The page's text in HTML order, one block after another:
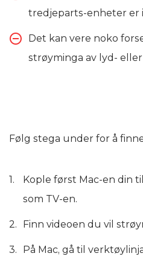
tredjeparts-enheter er
Det kan vere noko
strøyminga av lyd-
Følg stega under for å
Kople først Mac-en din
som TV-en.
Finn videoen du vil
På Mac, gå til